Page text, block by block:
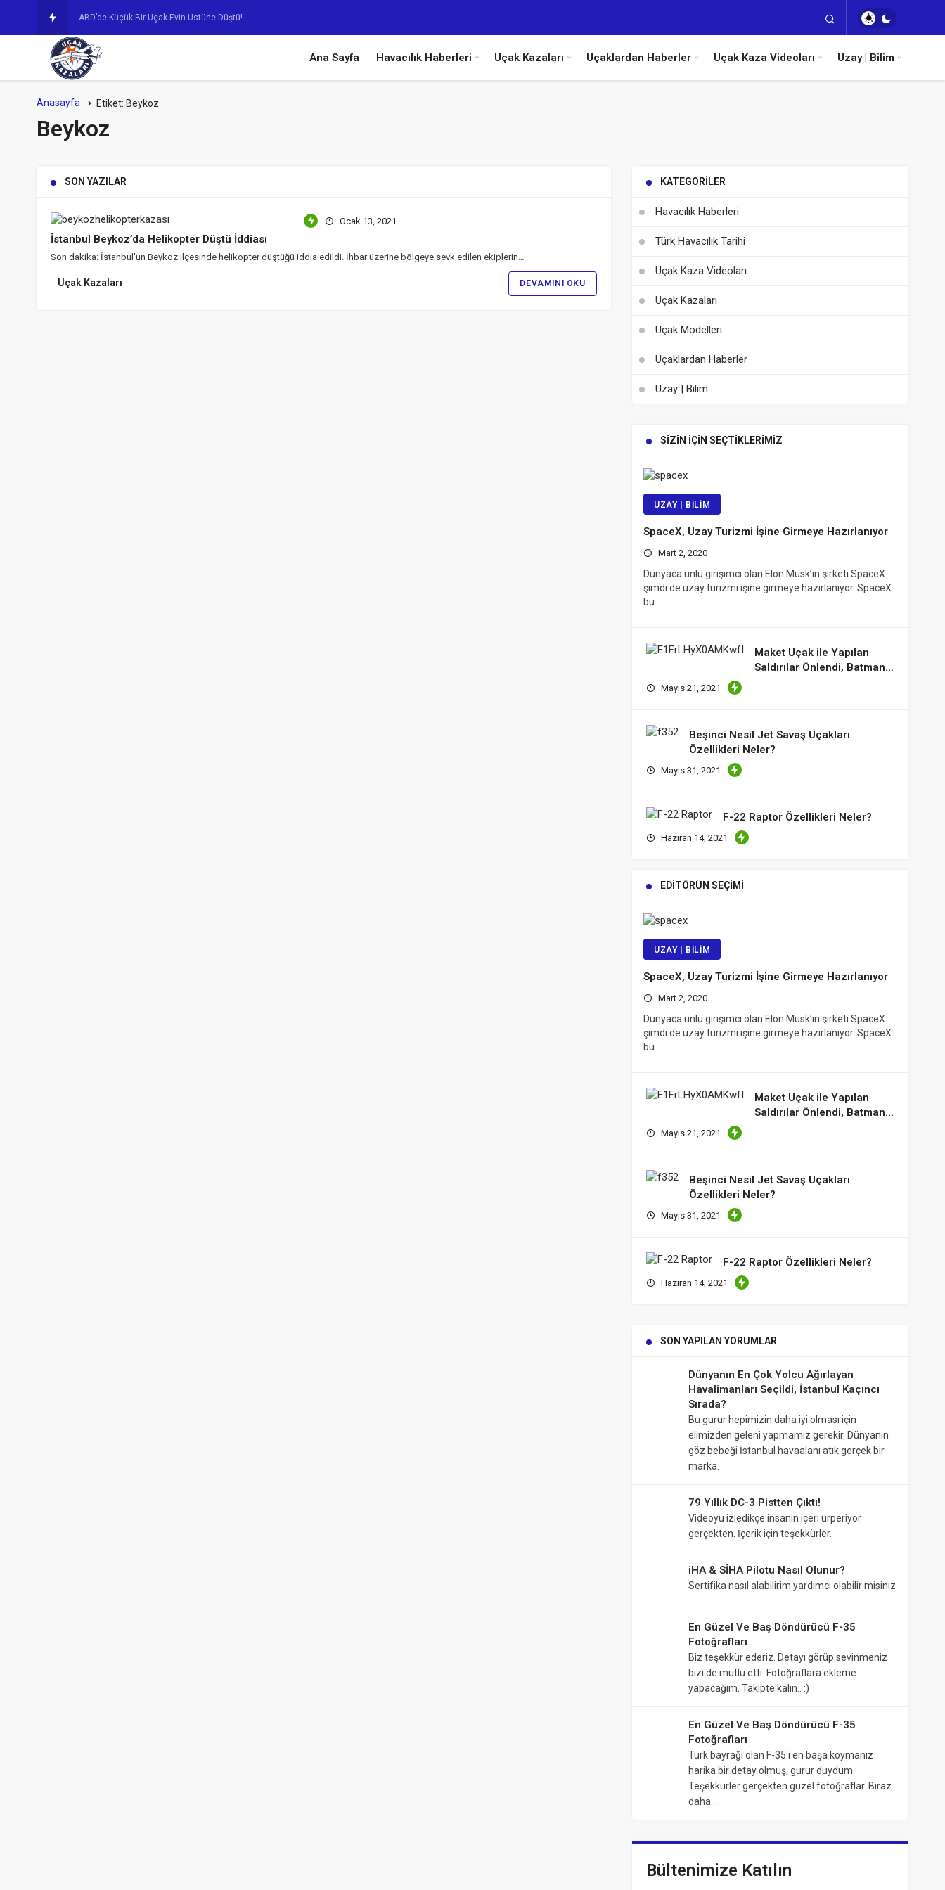
Yakınlarda Mey
Ana Sayfa Havacılık Haberleri Uçak Kazaları Uçaklardan Haberler Uçak Kaza Videoları Uzay | Bilim
Anasayfa Etiket: Beykoz
Beykoz
SON YAZILAR
Ocak 13, 2021
İstanbul Beykoz’da Helikopter Düştü İddiası
Son dakika: İstanbul'un Beykoz ilçesinde helikopter düştüğü iddia edildi. İhbar üzerine bölgeye sevk edilen ekiplerin…
Uçak Kazaları DEVAMINI OKU
KATEGORILER
Havacılık Haberleri
Türk Havacılık Tarihi
Uçak Kaza Videoları
Uçak Kazaları
Uçak Modelleri
Uçaklardan Haberler
Uzay | Bilim
SIZIN İÇIN SEÇTIKLERIMIZ
UZAY | BILIM
SpaceX, Uzay Turizmi İşine Girmeye Hazırlanıyor
Mart 2, 2020
Dünyaca ünlü girişimci olan Elon Musk’ın şirketi SpaceX
şimdi de uzay turizmi işine girmeye hazırlanıyor. SpaceX
bu…
Maket Uçak ile Yapılan
Saldırılar Önlendi, Batman
Mayıs 21, 2021
Beşinci Nesil Jet Savaş Uçakları
Özellikleri Neler?
Mayıs 31, 2021
F-22 Raptor Özellikleri Neler?
Haziran 14, 2021
EDITÖRÜN SEÇIMI
UZAY | BILIM
SpaceX, Uzay Turizmi İşine Girmeye Hazırlanıyor
Mart 2, 2020
Dünyaca ünlü girişimci olan Elon Musk’ın şirketi SpaceX
şimdi de uzay turizmi işine girmeye hazırlanıyor. SpaceX
bu…
Maket Uçak ile Yapılan
Saldırılar Önlendi, Batman
Mayıs 21, 2021
Beşinci Nesil Jet Savaş Uçakları
Özellikleri Neler?
Mayıs 31, 2021
F-22 Raptor Özellikleri Neler?
Haziran 14, 2021
SON YAPILAN YORUMLAR
Dünyanın En Çok Yolcu Ağırlayan
Havalimanları Seçildi, İstanbul Kaçıncı
Sırada?
Bu gurur hepimizin daha iyi olması için
elimizden geleni yapmamız gerekir. Dünyanın
göz bebeği İstanbul havaalanı atık gerçek bir
marka.
79 Yıllık DC-3 Pistten Çıktı!
Videoyu izledikçe insanın içeri ürperiyor
gerçekten. İçerik için teşekkürler.
iHA & SİHA Pilotu Nasıl Olunur?
Sertifika nasıl alabilirim yardımcı olabilir misiniz
En Güzel Ve Baş Döndürücü F-35
Fotoğrafları
Biz teşekkür ederiz. Detayı görüp sevinmeniz
bizi de mutlu etti. Fotoğraflara ekleme
yapacağım. Takipte kalın.. :)
En Güzel Ve Baş Döndürücü F-35
Fotoğrafları
Türk bayrağı olan F-35 i en başa koymanız
harika bir detay olmuş, gurur duydum.
Teşekkürler gerçekten güzel fotoğraflar. Biraz
daha…
Bültenimize Katılın